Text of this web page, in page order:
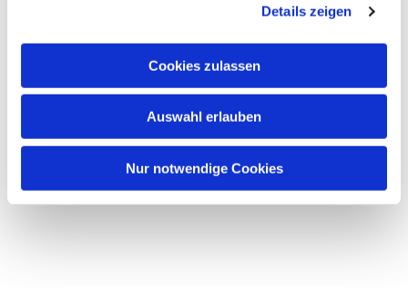
Details zeigen
Cookies zulassen
Auswahl erlauben
Nur notwendige Cookies